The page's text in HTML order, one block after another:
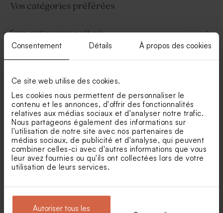
Consentement Détails À propos des cookies
Ce site web utilise des cookies.
Les cookies nous permettent de personnaliser le
contenu et les annonces, d'offrir des fonctionnalités
relatives aux médias sociaux et d'analyser notre trafic.
Nous partageons également des informations sur
l'utilisation de notre site avec nos partenaires de
médias sociaux, de publicité et d'analyse, qui peuvent
combiner celles-ci avec d'autres informations que vous
leur avez fournies ou qu'ils ont collectées lors de votre
utilisation de leurs services.
Autoriser tous les
Vos catégories préférées
Faire-part mariage petit prix
Faire-part mariage champêtre
Faire-part mariage chic
Faire part mariage romantique
Faire-part mariage voyage
Faire part mariage original
Faire part mariage terracotta